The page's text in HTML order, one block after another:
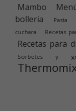
Mambo
bolleria
Pasta
cuchara
Recetas
Recetas para
Sorbetes y